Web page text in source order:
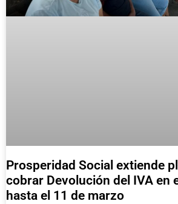
Prosperidad Social extiende
cobrar Devolución del IVA en
hasta el 11 de marzo